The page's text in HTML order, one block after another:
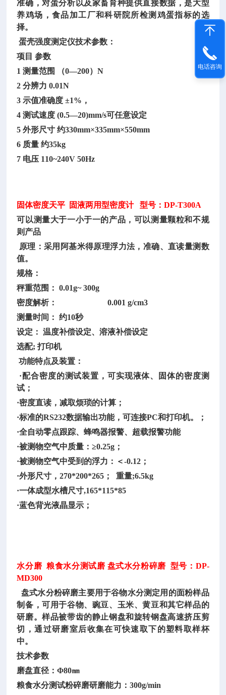
准确，对蛋分析以及家畜育种提供直接数据，是大型
养鸡场，食品加工厂和科研院所检测鸡蛋指标的选
择。
蛋壳强度测定仪技术参数：
项目 参数
1 测量范围 （0—200）N
2 分辨力 0.01N
3 示值准确度 ±1%，
4 测试速度 (0.5—20)mm/s可任意设定
5 外形尺寸 约330mm×335mm×550mm
6 质量 约35kg
7 电压 110~240V 50Hz
固体密度天平 固液两用型密度计 型号：DP-T300A
可以测量大于一小于一的产品，可以测量颗粒和不规
则产品
原理：采用阿基米得原理浮力法，准确、直读量测数
值。
规格：
秤重范围： 0.01g~ 300g
密度解析：
0.001 g/cm3
测量时间： 约10秒
设定：
温度补偿设定、溶液补偿设定
选配; 打印机
功能特点及装置：
·配合密度的测试装置，可实现液体、固体的密度测
试；
·密度直读，减取烦琐的计算；
·标准的RS232数据输出功能，可连接PC和打印机。；
·全自动零点跟踪、蜂鸣器报警、超载报警功能
·被测物空气中质量：≥0.25g；
·被测物空气中受到的浮力：＜-0.12；
·外形尺寸，270*200*265； 重量;6.5kg
·一体成型水槽尺寸,165*115*85
·蓝色背光液晶显示；
水分磨 粮食水分测试磨 盘式水分粉碎磨 型号：DP-
MD300
盘式水分粉碎磨主要用于谷物水分测定用的面粉样品
制备，可用于谷物、豌豆、玉米、黄豆和其它样品的
研磨。样品被带齿的静止钢盘和旋转钢盘高速挤压剪
切，通过研磨室后收集在可快速取下的塑料取样杯
中。
技术参数
磨盘直径：Φ80㎜
粮食水分测试粉碎磨研磨能力：300g/min
电话咨询